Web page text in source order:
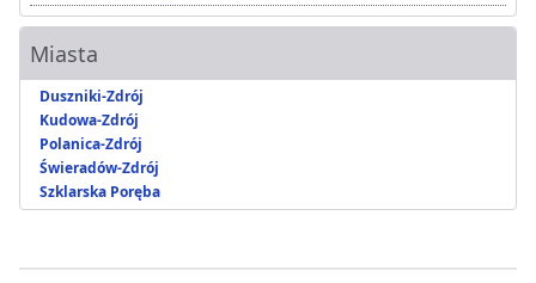
Miasta
Duszniki-Zdrój
Kudowa-Zdrój
Polanica-Zdrój
Świeradów-Zdrój
Szklarska Poręba